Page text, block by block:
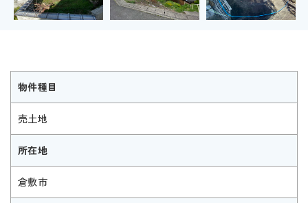
物件種目
売土地
所在地
倉敷市